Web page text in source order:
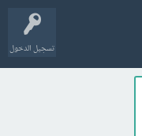
تسجيل الدخول